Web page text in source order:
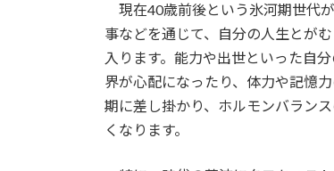
現在40歳前後という氷河期世代
事などを通じて、自分の人生とが
入ります。能力や出世といった自
界が心配になったり、体力や記憶
期に差し掛かり、ホルモンバラン
くなります。